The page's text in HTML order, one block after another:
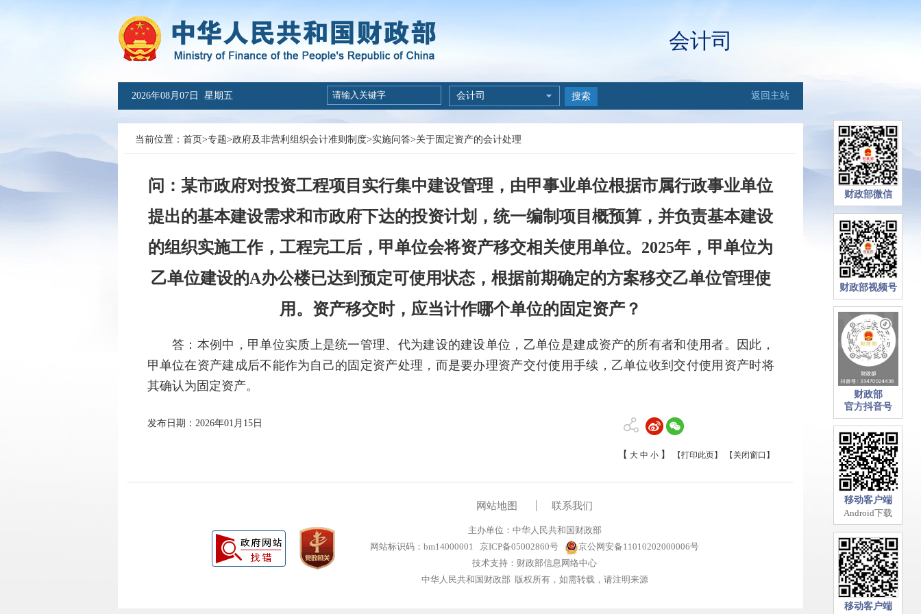
财政部微信
财政部视频号
财政部
官方抖音号
移动客户端
Android下载
移动客户端
会计司
2026年08月07日 星期五 会计司 搜索 返回主站
当前位置： 首页>专题>政府及非营利组织会计准则制度>实施问答>关于固定资产的会计处理
问：某市政府对投资工程项目实行集中建设管理，由甲事业单位根据市属行政事业单位
提出的基本建设需求和市政府下达的投资计划，统一编制项目概预算，并负责基本建设
的组织实施工作，工程完工后，甲单位会将资产移交相关使用单位。2025年，甲单位为
乙单位建设的A办公楼已达到预定可使用状态，根据前期确定的方案移交乙单位管理使
用。资产移交时，应当计作哪个单位的固定资产？
答： 本例中，甲单位实质上是统一管理、代为建设的建设单位，乙单位是建成资产的所有者和使用者。因此，
甲单位在资产建成后不能作为自己的固定资产处理，而是要办理资产交付使用手续，乙单位收到交付使用资产时将
其确认为固定资产。
发布日期：2026年01月15日
【 大 中 小 】 【打印此页】 【关闭窗口】
网站地图 联系我们
主办单位：中华人民共和国财政部
网站标识码：bm14000001
京ICP备05002860号
京公网安备11010202000006号
技术支持：财政部信息网络中心
中华人民共和国财政部 版权所有，如需转载，请注明来源